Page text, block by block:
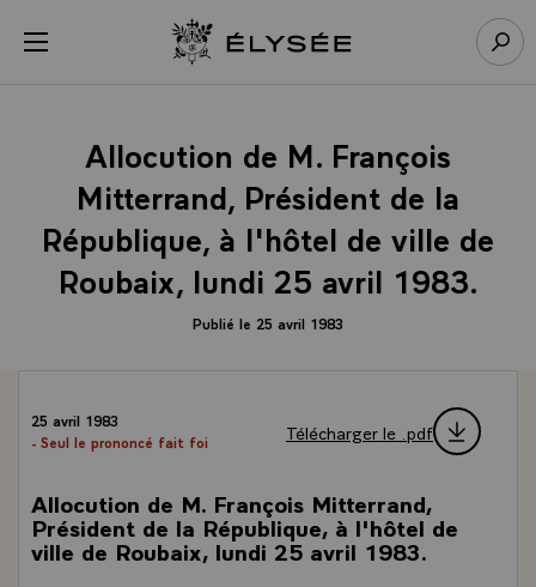
menu Retour à l’accueil Élysée
Allocution de M. François
Mitterrand, Président de la
République, à l'hôtel de ville de
Roubaix, lundi 25 avril 1983.
Publié le 25 avril 1983
25 avril 1983
- Seul le prononcé fait foi
Télécharger le .pdf
Allocution de M. François Mitterrand,
Président de la République, à l'hôtel de
ville de Roubaix, lundi 25 avril 1983.
Panneau de gestion des cookies